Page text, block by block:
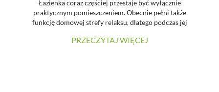
Łazienka coraz częściej przestaje być wyłącznie
praktycznym pomieszczeniem. Obecnie pełni także
funkcję domowej strefy relaksu, dlatego podczas jej
materiałów oraz łatwość utrzymania powierzchni w
PRZECZYTAJ WIĘCEJ